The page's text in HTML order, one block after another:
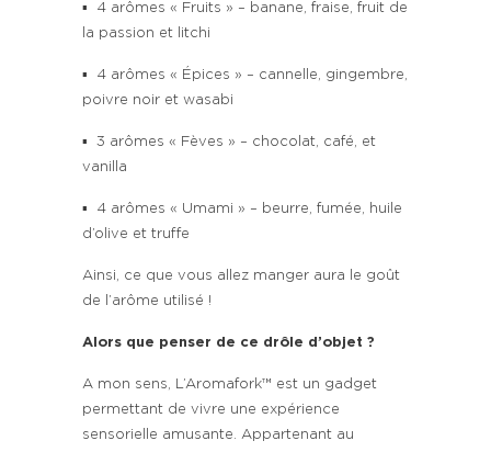
▪ 4 arômes « Fruits » – banane, fraise, fruit de
la passion et litchi
▪ 4 arômes « Épices » – cannelle, gingembre,
poivre noir et wasabi
▪ 3 arômes « Fèves » – chocolat, café, et
vanilla
▪ 4 arômes « Umami » – beurre, fumée, huile
d’olive et truffe
Ainsi, ce que vous allez manger aura le goût
de l’arôme utilisé !
Alors que penser de ce drôle d’objet ?
A mon sens, L’Aromafork™ est un gadget
permettant de vivre une expérience
sensorielle amusante. Appartenant au